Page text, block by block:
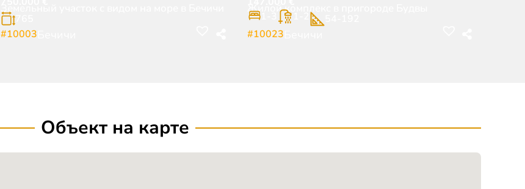
Земельный участок с видом на море в Бечичи
#10003
Жилой комплекс в пригороде Будвы
1-3
#10023
Объект на карте